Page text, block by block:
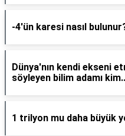
-4'ün karesi nasıl
Dünya'nın kendi ekseni
söyleyen bilim adamı kim..
1 trilyon mu daha büyük